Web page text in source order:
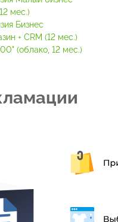
мес.)
Бизнес
+ CRM (12 мес.)
(облако, 12 мес.)